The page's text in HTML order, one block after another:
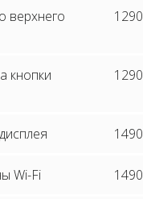
верхнего
1290
кнопки
1290
1490
Wi-Fi 1490